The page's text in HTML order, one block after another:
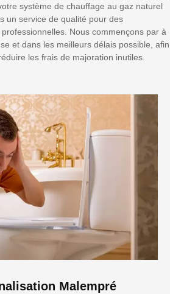
système de chauffage au gaz naturel
un service de qualité pour des
Nous commençons par à
et dans les meilleurs délais possible, afin
les frais de majoration inutiles.
Malempré